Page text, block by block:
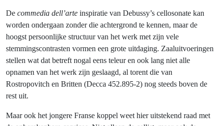
De commedia dell’arte inspiratie van Debussy’s cellosonate kan
worden ondergaan zonder die achtergrond te kennen, maar de
hoogst persoonlijke structuur van het werk met zijn vele
stemmingscontrasten vormen een grote uitdaging. Zaaluitvoeringen
stellen wat dat betreft nogal eens teleur en ook lang niet alle
opnamen van het werk zijn geslaagd, al torent die van
Rostropovitch en Britten (Decca 452.895-2) nog steeds boven de
rest uit.
Maar ook het jongere Franse koppel weet hier uitstekend raad met